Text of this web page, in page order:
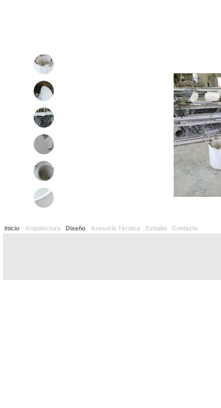
Inicio Arquitectura Diseño Asesoría Técnica Estudio Contacto